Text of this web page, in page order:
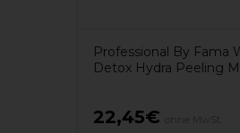
Professional By Fama
Detox Hydra Peeling
22,45€